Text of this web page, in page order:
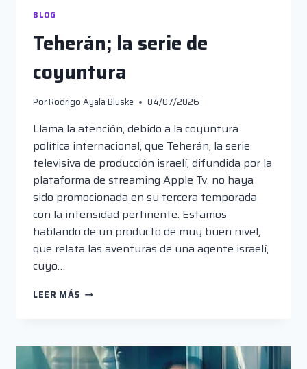
BLOG
Teherán; la serie de
coyuntura
PorRodrigo Ayala Bluske 04/07/2026
Llama la atención, debido a la coyuntura
política internacional, que Teherán, la serie
televisiva de producción israelí, difundida por la
plataforma de streaming Apple Tv, no haya
sido promocionada en su tercera temporada
con la intensidad pertinente. Estamos
hablando de un producto de muy buen nivel,
que relata las aventuras de una agente israelí,
cuyo…
LEER MÁS TEHERÁN;
COYUNTURA